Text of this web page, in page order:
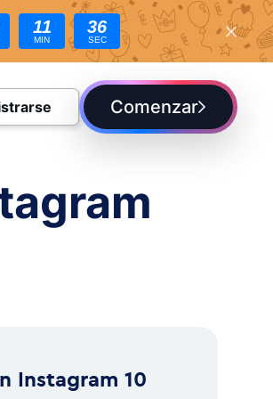
11
MIN
34
SEC
Comenzar
Instagram 10